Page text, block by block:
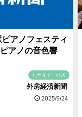
アノフェスティ
アノの音色響
九十九里・外房
外房経済新聞
2025/9/24